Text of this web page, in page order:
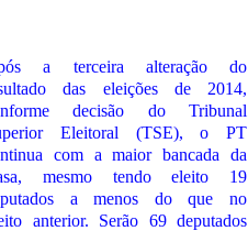
a terceira alteração do
das eleições de 2014,
decisão do Tribunal
Eleitoral (TSE), o PT
com a maior bancada da
mesmo tendo eleito 19
a menos do que no
anterior. Serão 69 deputados